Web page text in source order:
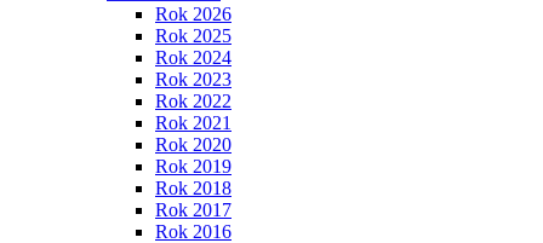
Rok 2026
Rok 2025
Rok 2024
Rok 2023
Rok 2022
Rok 2021
Rok 2020
Rok 2019
Rok 2018
Rok 2017
Rok 2016